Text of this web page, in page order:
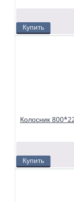
Купить
твердотопливных
топке устойчивый
колосников
Колосник
Купить
твердотопливных